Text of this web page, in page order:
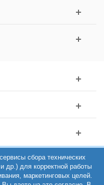
сбора технических
др.) для корректной работы
маркетинговых целей.